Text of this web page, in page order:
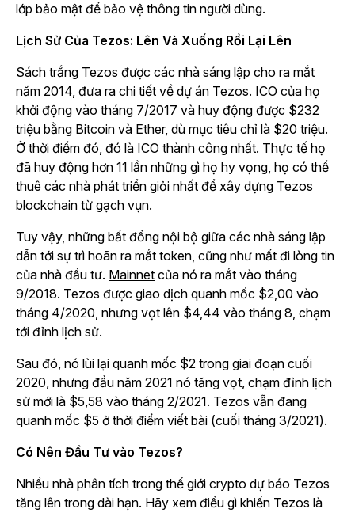
lớp bảo mật để bảo vệ thông tin người dùng.
Lịch Sử Của Tezos: Lên Và Xuống Rồi Lại Lên
Sách trắng Tezos được các nhà sáng lập cho ra mắt
năm 2014, đưa ra chi tiết về dự án Tezos. ICO của họ
khởi động vào tháng 7/2017 và huy động được $232
triệu bằng Bitcoin và Ether, dù mục tiêu chỉ là $20 triệu.
Ở thời điểm đó, đó là ICO thành công nhất. Thực tế họ
đã huy động hơn 11 lần những gì họ hy vọng, họ có thể
thuê các nhà phát triển giỏi nhất để xây dựng Tezos
blockchain từ gạch vụn.
Tuy vậy, những bất đồng nội bộ giữa các nhà sáng lập
dẫn tới sự trì hoãn ra mắt token, cũng như mất đi lòng tin
của nhà đầu tư. Mainnet của nó ra mắt vào tháng
9/2018. Tezos được giao dịch quanh mốc $2,00 vào
tháng 4/2020, nhưng vọt lên $4,44 vào tháng 8, chạm
tới đỉnh lịch sử.
Sau đó, nó lùi lại quanh mốc $2 trong giai đoạn cuối
2020, nhưng đầu năm 2021 nó tăng vọt, chạm đỉnh lịch
sử mới là $5,58 vào tháng 2/2021. Tezos vẫn đang
quanh mốc $5 ở thời điểm viết bài (cuối tháng 3/2021).
Có Nên Đầu Tư vào Tezos?
Nhiều nhà phân tích trong thế giới crypto dự báo Tezos
tăng lên trong dài hạn. Hãy xem điều gì khiến Tezos là